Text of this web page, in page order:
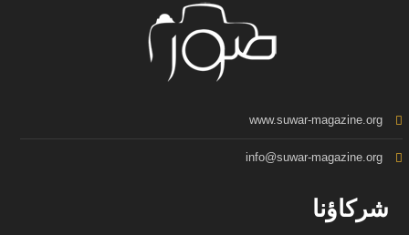
www.suwar-magazine.org
info@suwar-magazine.org
شركاؤنا